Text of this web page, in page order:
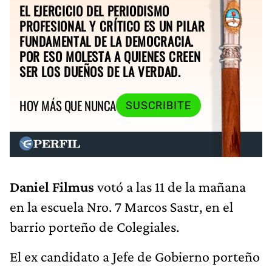
EL EJERCICIO DEL PERIODISMO
PROFESIONAL Y CRÍTICO ES UN PILAR
FUNDAMENTAL DE LA DEMOCRACIA.
POR ESO MOLESTA A QUIENES CREEN
SER LOS DUEÑOS DE LA VERDAD.
HOY MÁS QUE NUNCA
SUSCRIBITE
Daniel Filmus votó a las 11 de la mañana
en la escuela Nro.7 Marcos Sastr, en el
barrio porteño de Colegiales.
El ex candidato a Jefe de Gobierno porteño